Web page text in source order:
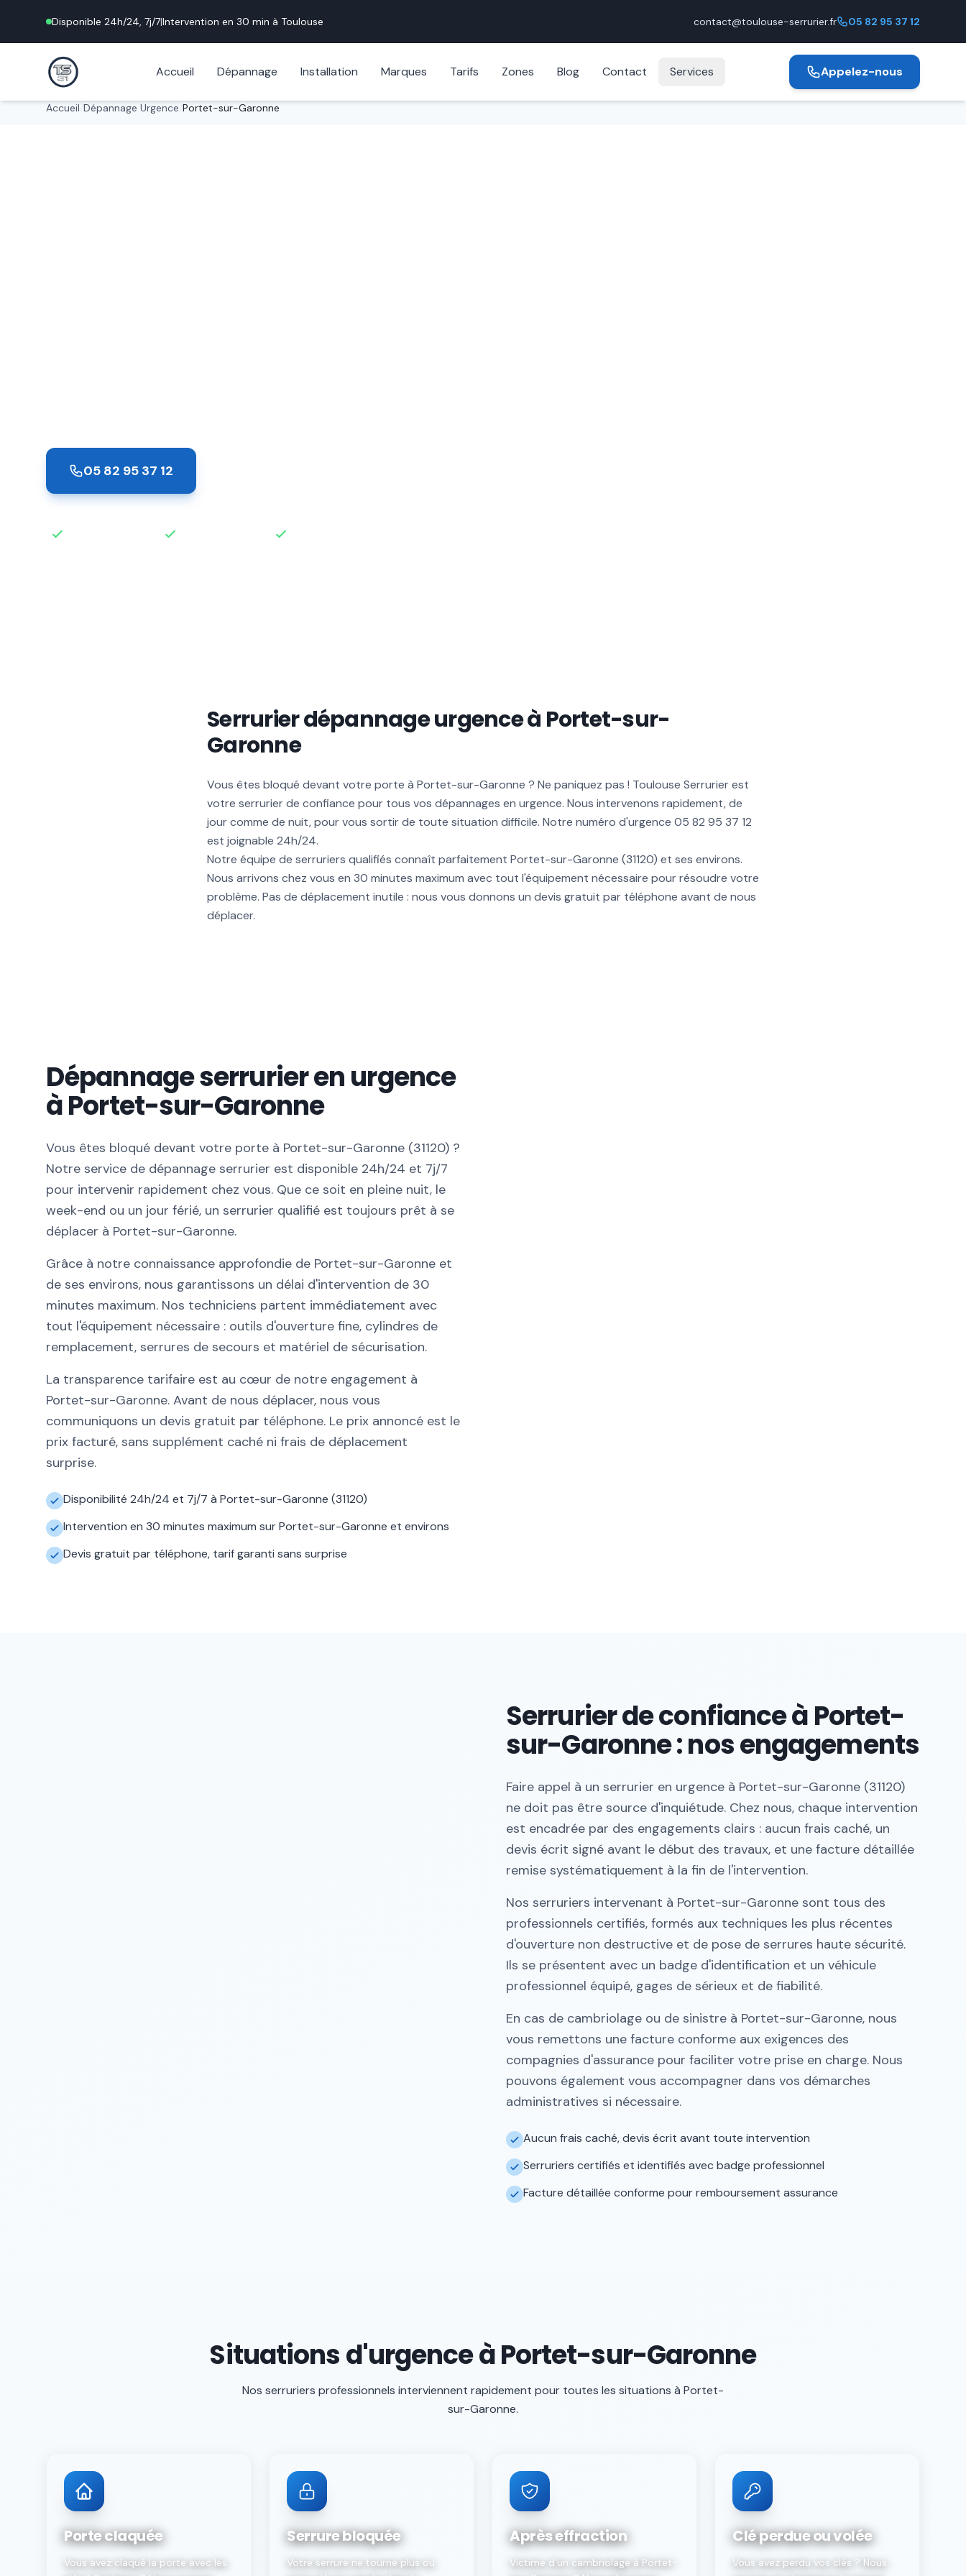
Disponible 24h/24, 7j/7|Intervention en 30 min à Toulouse contact@toulouse-serrurier.fr 05 82 95 37 12
Accueil Dépannage Installation Marques Tarifs Zones Blog Contact Services Appelez-nous
Accueil Dépannage Urgence Portet-sur-Garonne
05 82 95 37 12
Serrurier dépannage urgence à Portet-sur-
Garonne
Vous êtes bloqué devant votre porte à Portet-sur-Garonne ? Ne paniquez pas ! Toulouse Serrurier est
votre serrurier de confiance pour tous vos dépannages en urgence. Nous intervenons rapidement, de
jour comme de nuit, pour vous sortir de toute situation difficile. Notre numéro d'urgence 05 82 95 37 12
est joignable 24h/24.
Notre équipe de serruriers qualifiés connaît parfaitement Portet-sur-Garonne (31120) et ses environs.
Nous arrivons chez vous en 30 minutes maximum avec tout l'équipement nécessaire pour résoudre votre
problème. Pas de déplacement inutile : nous vous donnons un devis gratuit par téléphone avant de nous
déplacer.
Dépannage serrurier en urgence
à Portet-sur-Garonne
Vous êtes bloqué devant votre porte à Portet-sur-Garonne (31120) ?
Notre service de dépannage serrurier est disponible 24h/24 et 7j/7
pour intervenir rapidement chez vous. Que ce soit en pleine nuit, le
week-end ou un jour férié, un serrurier qualifié est toujours prêt à se
déplacer à Portet-sur-Garonne.
Grâce à notre connaissance approfondie de Portet-sur-Garonne et
de ses environs, nous garantissons un délai d'intervention de 30
minutes maximum. Nos techniciens partent immédiatement avec
tout l'équipement nécessaire : outils d'ouverture fine, cylindres de
remplacement, serrures de secours et matériel de sécurisation.
La transparence tarifaire est au cœur de notre engagement à
Portet-sur-Garonne. Avant de nous déplacer, nous vous
communiquons un devis gratuit par téléphone. Le prix annoncé est le
prix facturé, sans supplément caché ni frais de déplacement
surprise.
Disponibilité 24h/24 et 7j/7 à Portet-sur-Garonne (31120)
Intervention en 30 minutes maximum sur Portet-sur-Garonne et environs
Devis gratuit par téléphone, tarif garanti sans surprise
Serrurier de confiance à Portet-
sur-Garonne : nos engagements
Faire appel à un serrurier en urgence à Portet-sur-Garonne (31120)
ne doit pas être source d'inquiétude. Chez nous, chaque intervention
est encadrée par des engagements clairs : aucun frais caché, un
devis écrit signé avant le début des travaux, et une facture détaillée
remise systématiquement à la fin de l'intervention.
Nos serruriers intervenant à Portet-sur-Garonne sont tous des
professionnels certifiés, formés aux techniques les plus récentes
d'ouverture non destructive et de pose de serrures haute sécurité.
Ils se présentent avec un badge d'identification et un véhicule
professionnel équipé, gages de sérieux et de fiabilité.
En cas de cambriolage ou de sinistre à Portet-sur-Garonne, nous
vous remettons une facture conforme aux exigences des
compagnies d'assurance pour faciliter votre prise en charge. Nous
pouvons également vous accompagner dans vos démarches
administratives si nécessaire.
Aucun frais caché, devis écrit avant toute intervention
Serruriers certifiés et identifiés avec badge professionnel
Facture détaillée conforme pour remboursement assurance
Situations d'urgence à Portet-sur-Garonne
Nos serruriers professionnels interviennent rapidement pour toutes les situations à Portet-
sur-Garonne.
Porte claquée
Vous avez claqué la porte avec les
Serrure bloquée
Votre serrure ne tourne plus ou
Après effraction
Victime d'un cambriolage à Portet-
Clé perdue ou volée
Vous avez perdu vos clés ? Nous